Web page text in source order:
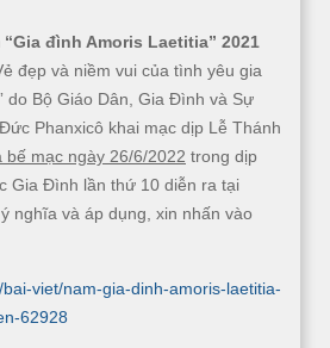
“Gia đình Amoris Laetitia” 2021
đẹp và niềm vui của tình yêu gia
do Bộ Giáo Dân, Gia Đình và Sự
Phanxicô khai mạc dịp Lễ Thánh
bế mạc ngày 26/6/2022 trong dịp
Gia Đình lần thứ 10 diễn ra tại
nghĩa và áp dụng, xin nhấn vào
viet/nam-gia-dinh-amoris-laetitia-
62928